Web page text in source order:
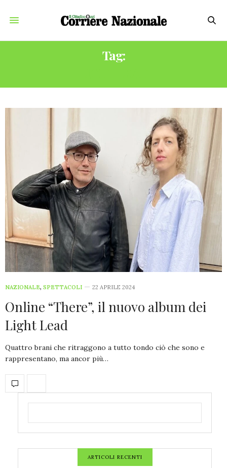
Tag:
NAZIONALE, SPETTACOLI 22 APRILE 2024
Online “There”, il nuovo album dei
Light Lead
Quattro brani che ritraggono a tutto tondo ciò che sono e
rappresentano, ma ancor più…
ARTICOLI RECENTI